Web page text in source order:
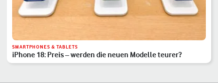
SMARTPHONES & TABLETS
iPhone 18: Preis – werden die neuen Modelle teurer?